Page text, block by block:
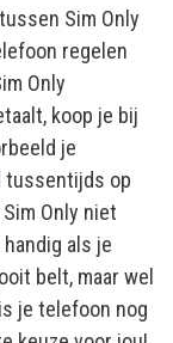
Sim Only
regelen
Only
koop je bij
je
tussentijds op
Only niet
als je
belt, maar wel
je telefoon nog